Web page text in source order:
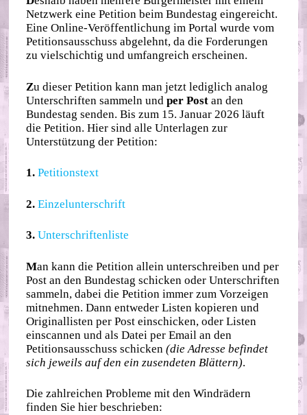
Netzwerk eine Petition beim Bundestag eingereicht.
Eine Online-Veröffentlichung im Portal wurde vom
Petitionsausschuss abgelehnt, da die Forderungen
zu vielschichtig und umfangreich erscheinen.
Zu dieser Petition kann man jetzt lediglich analog
Unterschriften sammeln undper Post an den
Bundestag senden. Bis zum 15. Januar 2026 läuft
die Petition. Hier sind alle Unterlagen zur
Unterstützung der Petition:
1. Petitionstext
2. Einzelunterschrift
3. Unterschriftenliste
Man kann die Petition allein unterschreiben und per
Post an den Bundestag schicken oder Unterschriften
sammeln, dabei die Petition immer zum Vorzeigen
mitnehmen. Dann entweder Listen kopieren und
Originallisten per Post einschicken, oder Listen
einscannen und als Datei per Email an den
Petitionsausschuss schicken (die Adresse befindet
sich jeweils auf den ein zusendeten Blättern).
Die zahlreichen Probleme mit den Windrädern
finden Sie hier beschrieben: